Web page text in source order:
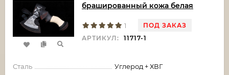
брашированный кожа белая
1
ПОД ЗАКАЗ
АРТИКУЛ:
11717-1
Сталь
Углерод + ХВГ